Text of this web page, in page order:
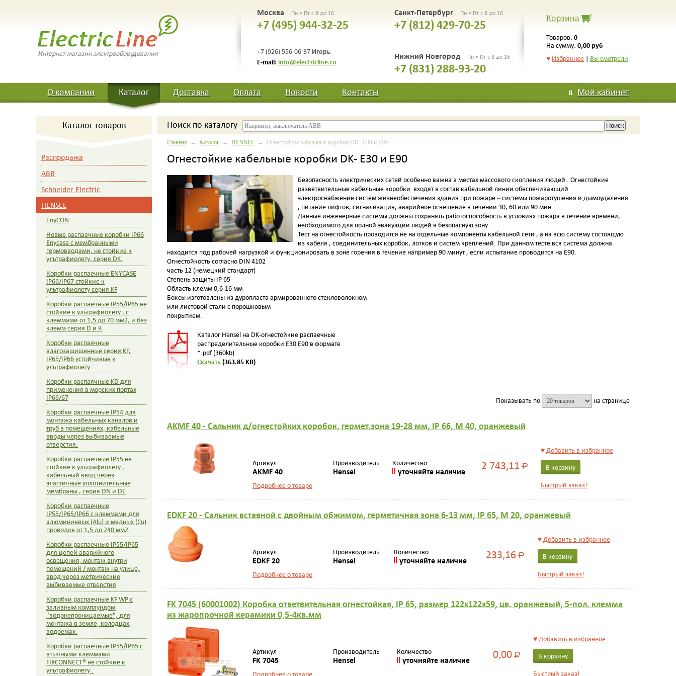
Интернет-магазин электрооборудования
Москва Пн • Пт с 8 до 16
+7 (495) 944-32-25
+7 (926) 556-06-37 Игорь
E-mail: info@electricline.ru
Санкт-Петербург Пн • Пт с 8 до 16
+7 (812) 429-70-25
Нижний Новгород Пн • Пт с 8 до 16
+7 (831) 288-93-20
Корзина
Товаров: 0
На сумму: 0,00 руб
♥ Избранное | Вы смотрели
О компании Каталог Доставка Оплата Новости Контакты Мой кабинет
Каталог товаров
Распродажа
ABB
Schneider Electric
HENSEL
EnyCON
Новые распаечные коробки IP66
Enycase с мембранными
гермовводами, не стойкие к
ультрафиолету, серия DK.
Коробки распаечные ENYCASE
IP66/IP67 стойкие к
ультрафиолету серия KF
Коробки распаечные IP55/IP65 не
стойкие к ультрафиолету , с
клеммами от 1,5 до 70 мм2, и без
клемм серия D и К
Коробки распаячные
влагозащищенные серия KF,
IP65/IP66 устойчивые к
ультрафиолету
Коробки распаячные KD для
применения в морских портах
IP66/67
Коробки распаечные IP54 для
монтажа кабельных каналов и
труб в помещениях, кабельные
вводы через выбиваемые
отверстия.
Коробки распаечные IP55 не
стойкие к ультрафиолету ,
кабельный ввод через
эластичные уплотнительные
мембраны , серия DN и DE
Коробки распаечные
IP55/IP65/IP66 с клеммами для
алюминиевых (Alu) и медных (Cu)
проводов от 1,5 до 240 мм2.
Коробки распаечные IP55/IP65
для цепей аварийного
освещения, монтаж внутри
помещений / монтаж на улице,
ввод через метрические
выбиваемые отверстия
Коробки распаечные KF WP с
заливным компаундом,
"водонепроницаемые", для
монтажа в земле, колодцах,
водоемах.
Коробки распаечные IP55/IP65 с
втычными клеммами
FIXCONNECT® не стойкие к
ультрафиолету .
Поиск по каталогу
Главная → Каталог → HENSEL → Огнестойкие кабельные коробки DK- E30 и E90
Огнестойкие кабельные коробки DK- E30 и E90
Безопасность электрических сетей особенно важна в местах массового скопления людей . Огнестойкие
разветвительные кабельные коробки входят в состав кабельной линии обеспечивающий
электроснабжение систем жизнеобеспечения здания при пожаре – системы пожаротушения и дымоудаления
, питание лифтов, сигнализация, аварийное освещение в течении 30, 60 или 90 мин.
Данные инженерные системы должны сохранять работоспособность в условиях пожара в течение времени,
необходимого для полной эвакуации людей в безопасную зону.
Тест на огнестойкость проводится не на отдельные компоненты кабельной сети , а на всю систему состоящую
из кабеля , соединительных коробок, лотков и систем креплений. При данном тесте вся система должна
находится под рабочей нагрузкой и функционировать в зоне горения в течение например 90 минут , если испытание проводится на E90.
Огнестойкость согласно DIN 4102
часть 12 (немецкий стандарт)
Степень защиты IP 65
Область клемм 0,6-16 мм
Боксы изготовлены из дуропласта армированного стекловолокном
или листовой стали с порошковым
покрытием.
Каталог Hensel на DK-огнестойкие распаечные
распределительные коробки E30 E90 в формате
*.pdf (360kb)
Скачать(363.85 KB)
Показывать по на странице
AKMF 40 - Сальник д/огнестойких коробок, гермет.зона 19-28 мм, IP 66, M 40, оранжевый
Артикул
AKMF 40
Подробнее о товаре
Производитель
Hensel
Количество
уточняйте наличие 2 743,11Р
♥Добавить в избранное
В корзину
Быстрый заказ!
EDKF 20 - Сальник вставной с двойным обжимом, герметичная зона 6-13 мм, IP 65, M 20, оранжевый
Артикул
EDKF 20
Подробнее о товаре
Производитель
Hensel
Количество
уточняйте наличие 233,16Р
♥Добавить в избранное
В корзину
Быстрый заказ!
FK 7045 (60001002) Коробка ответвительная огнестойкая, IP 65, размер 122х122х59, цв. оранжевый, 5-пол. клемма
из жаропрочной керамики 0,5-4кв.мм
Артикул
FK 7045
Подробнее о товаре
Производитель
Hensel
Количество
уточняйте наличие 0,00Р
♥Добавить в избранное
В корзину
Быстрый заказ!